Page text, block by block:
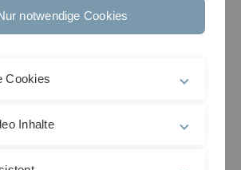
notwendige Cookies
Cookies
Inhalte